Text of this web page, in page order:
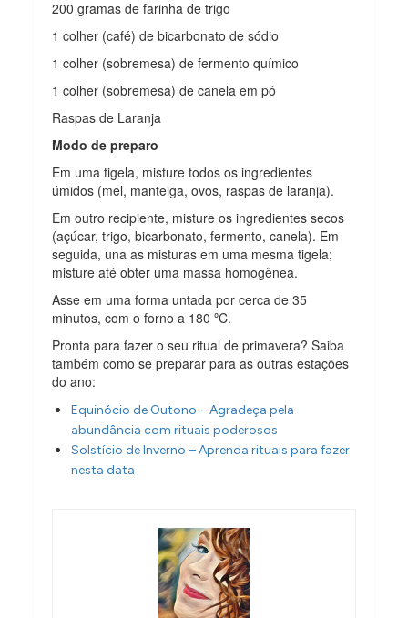
200 gramas de farinha de trigo
1 colher (café) de bicarbonato de sódio
1 colher (sobremesa) de fermento químico
1 colher (sobremesa) de canela em pó
Raspas de Laranja
Modo de preparo
Em uma tigela, misture todos os ingredientes
úmidos (mel, manteiga, ovos, raspas de laranja).
Em outro recipiente, misture os ingredientes secos
(açúcar, trigo, bicarbonato, fermento, canela). Em
seguida, una as misturas em uma mesma tigela;
misture até obter uma massa homogênea.
Asse em uma forma untada por cerca de 35
minutos, com o forno a 180 ºC.
Pronta para fazer o seu ritual de primavera? Saiba
também como se preparar para as outras estações
do ano:
Equinócio de Outono – Agradeça pela
abundância com rituais poderosos
Solstício de Inverno – Aprenda rituais para fazer
nesta data